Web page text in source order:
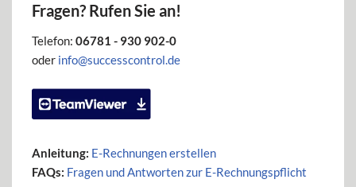
Fragen? Rufen Sie an!
Telefon: 06781 - 930 902-0
oder info@successcontrol.de
Anleitung: E-Rechnungen erstellen
FAQs: Fragen und Antworten zur E-Rechnungspflicht